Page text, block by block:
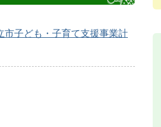
市子ども・子育て支援事業計